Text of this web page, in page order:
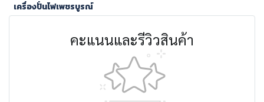
เครื่องปั่นไฟเพชรบูรณ์
คะแนนและรีวิวสินค้า